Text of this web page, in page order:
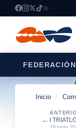
FEDERACIÓN
Inicio /
← I